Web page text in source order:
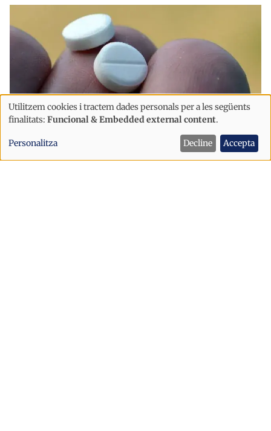
Ús
de
dades
Utilitzem cookies i tractem dades personals per a les següents
finalitats: Funcional & Embedded external content.
Personalitza Decline Accepta